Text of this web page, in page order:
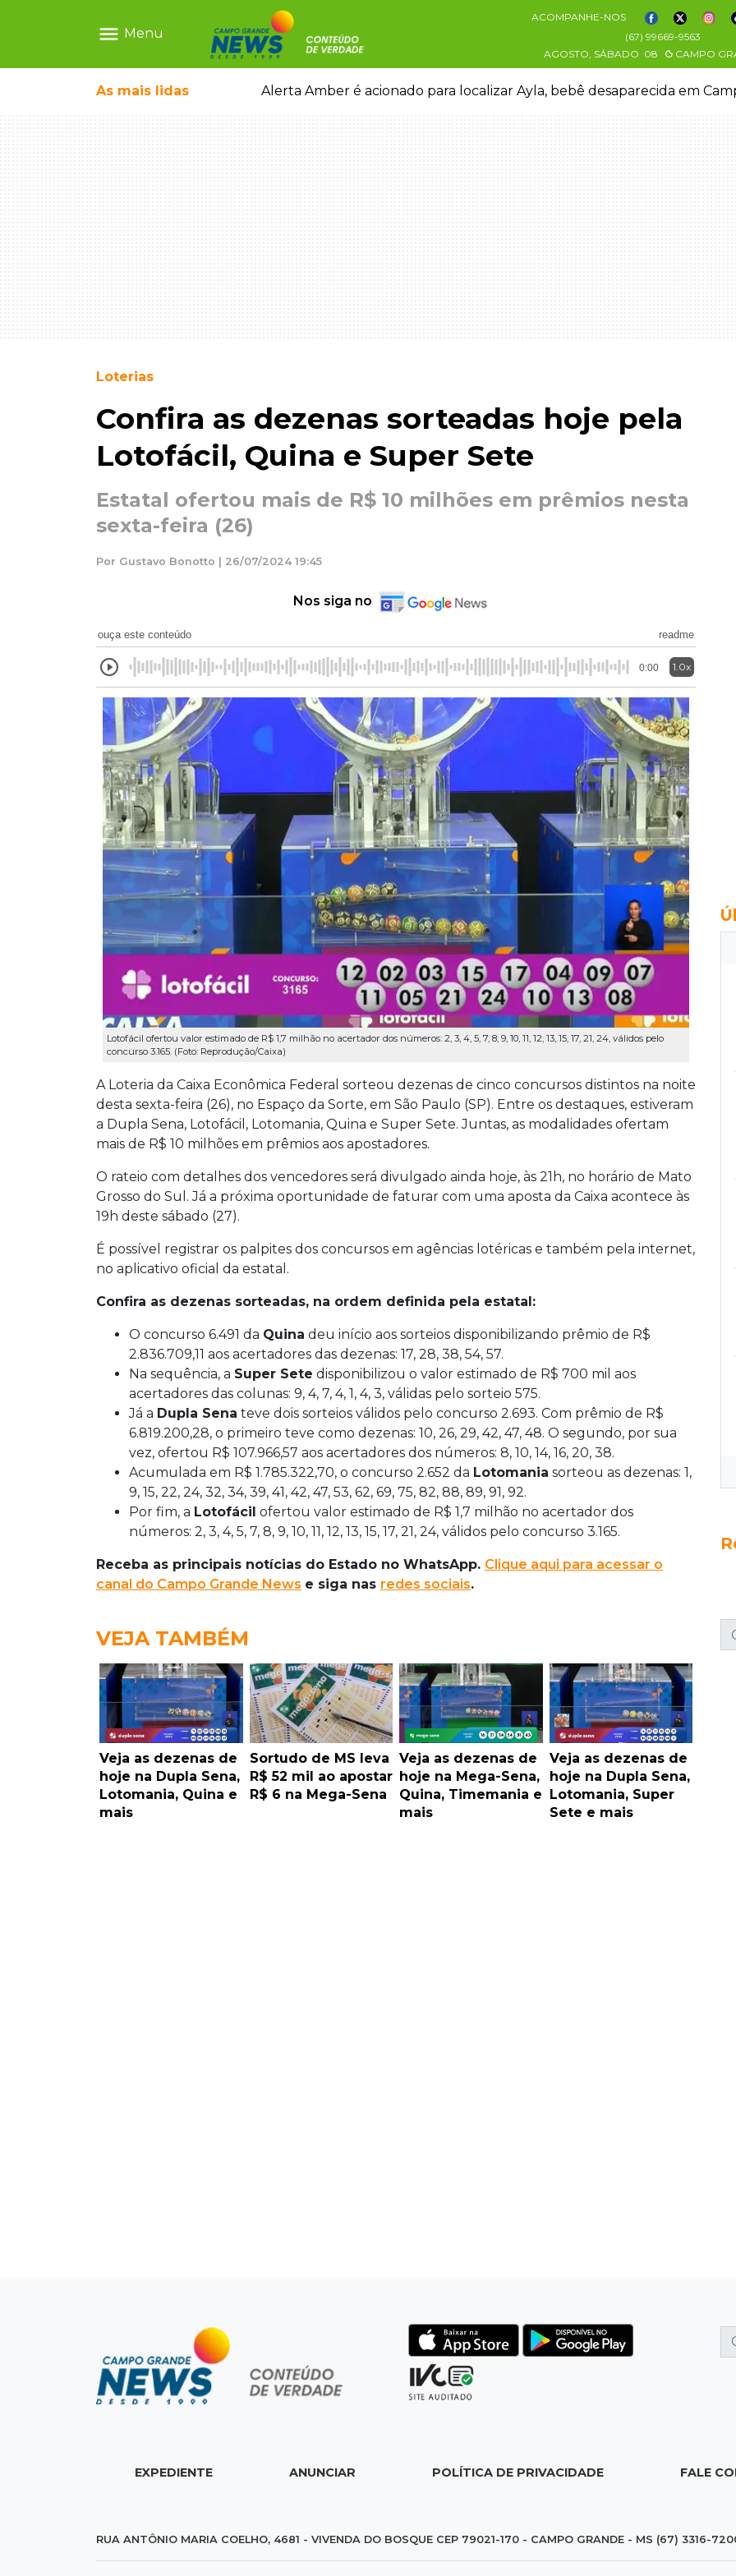
menu Menu
ACOMPANHE-NOS
(67) 99669-9563
AGOSTO, SÁBADO 08 CAMPO
As mais lidas
e morre a caminho do hospital
Loterias
Confira as dezenas sorteadas hoje pela
Lotofácil, Quina e Super Sete
Estatal ofertou mais de R$ 10 milhões em prêmios nesta
sexta-feira (26)
Por Gustavo Bonotto | 26/07/2024 19:45
Nos siga no
ouça este conteúdo readme
0:00 1.0x
Lotofácil ofertou valor estimado de R$ 1,7 milhão no acertador dos números: 2, 3, 4, 5, 7, 8, 9, 10, 11, 12, 13, 15, 17, 21, 24, válidos pelo
concurso 3.165. (Foto: Reprodução/Caixa)
A Loteria da Caixa Econômica Federal sorteou dezenas de cinco concursos distintos na noite
desta sexta-feira (26), no Espaço da Sorte, em São Paulo (SP). Entre os destaques, estiveram
a Dupla Sena, Lotofácil, Lotomania, Quina e Super Sete. Juntas, as modalidades ofertam
mais de R$ 10 milhões em prêmios aos apostadores.
O rateio com detalhes dos vencedores será divulgado ainda hoje, às 21h, no horário de Mato
Grosso do Sul. Já a próxima oportunidade de faturar com uma aposta da Caixa acontece às
19h deste sábado (27).
É possível registrar os palpites dos concursos em agências lotéricas e também pela internet,
no aplicativo oficial da estatal.
Confira as dezenas sorteadas, na ordem definida pela estatal:
O concurso 6.491 da Quina deu início aos sorteios disponibilizando prêmio de R$
2.836.709,11 aos acertadores das dezenas: 17, 28, 38, 54, 57.
Na sequência, a Super Sete disponibilizou o valor estimado de R$ 700 mil aos
acertadores das colunas: 9, 4, 7, 4, 1, 4, 3, válidas pelo sorteio 575.
Já a Dupla Sena teve dois sorteios válidos pelo concurso 2.693. Com prêmio de R$
6.819.200,28, o primeiro teve como dezenas: 10, 26, 29, 42, 47, 48. O segundo, por sua
vez, ofertou R$ 107.966,57 aos acertadores dos números: 8, 10, 14, 16, 20, 38.
Acumulada em R$ 1.785.322,70, o concurso 2.652 da Lotomania sorteou as dezenas: 1,
9, 15, 22, 24, 32, 34, 39, 41, 42, 47, 53, 62, 69, 75, 82, 88, 89, 91, 92.
Por fim, a Lotofácil ofertou valor estimado de R$ 1,7 milhão no acertador dos
números: 2, 3, 4, 5, 7, 8, 9, 10, 11, 12, 13, 15, 17, 21, 24, válidos pelo concurso 3.165.
Receba as principais notícias do Estado no WhatsApp. Clique aqui para acessar o
canal do Campo Grande News e siga nas redes sociais.
VEJA TAMBÉM
Veja as dezenas de
hoje na Dupla Sena,
Lotomania, Quina e
mais
Sortudo de MS leva
R$ 52 mil ao apostar
R$ 6 na Mega-Sena
Veja as dezenas de
hoje na Mega-Sena,
Quina, Timemania e
mais
Veja as dezenas de
hoje na Dupla Sena,
Lotomania, Super
Sete e mais
EXPEDIENTE ANUNCIAR POLÍTICA DE PRIVACIDADE FALE
RUA ANTÔNIO MARIA COELHO, 4681 - VIVENDA DO BOSQUE CEP 79021-170 - CAMPO GRANDE - MS (67) 3316-